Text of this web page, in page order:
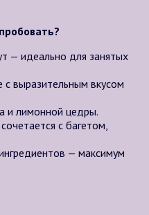
— идеально для занятых
выразительным вкусом
и лимонной цедры.
с багетом,
— максимум